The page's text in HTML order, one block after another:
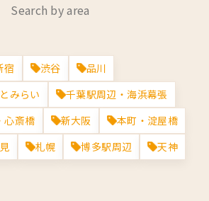
Search by area
宿 渋谷
品川
みらい
千葉駅周辺・海浜幕張
心斎橋 新大阪
本町・淀屋橋
札幌 博多駅周辺
天神